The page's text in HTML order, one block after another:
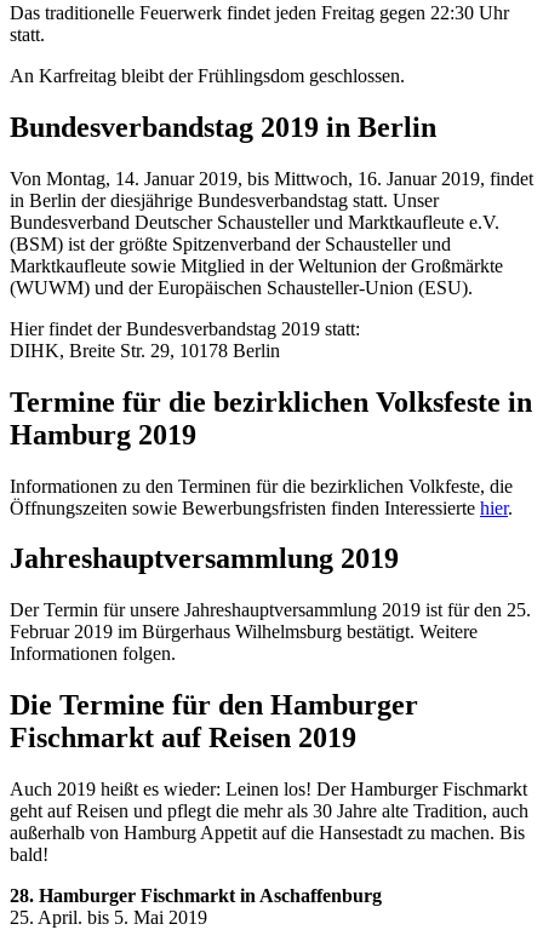
Das traditionelle Feuerwerk findet jeden Freitag gegen 22:30 Uhr
statt.
An Karfreitag bleibt der Frühlingsdom geschlossen.
Bundesverbandstag 2019 in Berlin
Von Montag, 14. Januar 2019, bis Mittwoch, 16. Januar 2019, findet
in Berlin der diesjährige Bundesverbandstag statt. Unser
Bundesverband Deutscher Schausteller und Marktkaufleute e.V.
(BSM) ist der größte Spitzenverband der Schausteller und
Marktkaufleute sowie Mitglied in der Weltunion der Großmärkte
(WUWM) und der Europäischen Schausteller-Union (ESU).
Hier findet der Bundesverbandstag 2019 statt:
DIHK, Breite Str. 29, 10178 Berlin
Termine für die bezirklichen Volksfeste in
Hamburg 2019
Informationen zu den Terminen für die bezirklichen Volkfeste, die
Öffnungszeiten sowie Bewerbungsfristen finden Interessierte hier.
Jahreshauptversammlung 2019
Der Termin für unsere Jahreshauptversammlung 2019 ist für den 25.
Februar 2019 im Bürgerhaus Wilhelmsburg bestätigt. Weitere
Informationen folgen.
Die Termine für den Hamburger
Fischmarkt auf Reisen 2019
Auch 2019 heißt es wieder: Leinen los! Der Hamburger Fischmarkt
geht auf Reisen und pflegt die mehr als 30 Jahre alte Tradition, auch
außerhalb von Hamburg Appetit auf die Hansestadt zu machen. Bis
bald!
28. Hamburger Fischmarkt in Aschaffenburg
25. April. bis 5. Mai 2019